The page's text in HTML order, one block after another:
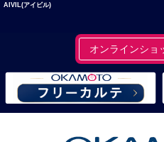
AIVIL(アイビル)
オンラインシ